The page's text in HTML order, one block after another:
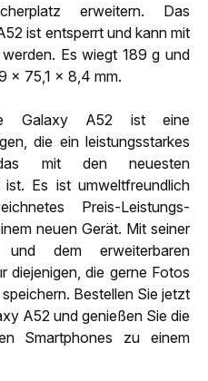
erweitern. Das
ist entsperrt und kann mit
Es wiegt 189 g und
x 75,1 x 8,4 mm.
Galaxy A52 ist eine
die ein leistungsstarkes
mit den neuesten
Es ist umweltfreundlich
Preis-Leistungs-
neuen Gerät. Mit seiner
und dem erweiterbaren
diejenigen, die gerne Fotos
Bestellen Sie jetzt
A52 und genießen Sie die
Smartphones zu einem